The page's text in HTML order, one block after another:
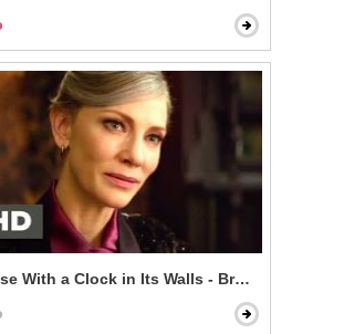
With a Clock in Its Walls - Broken Magic